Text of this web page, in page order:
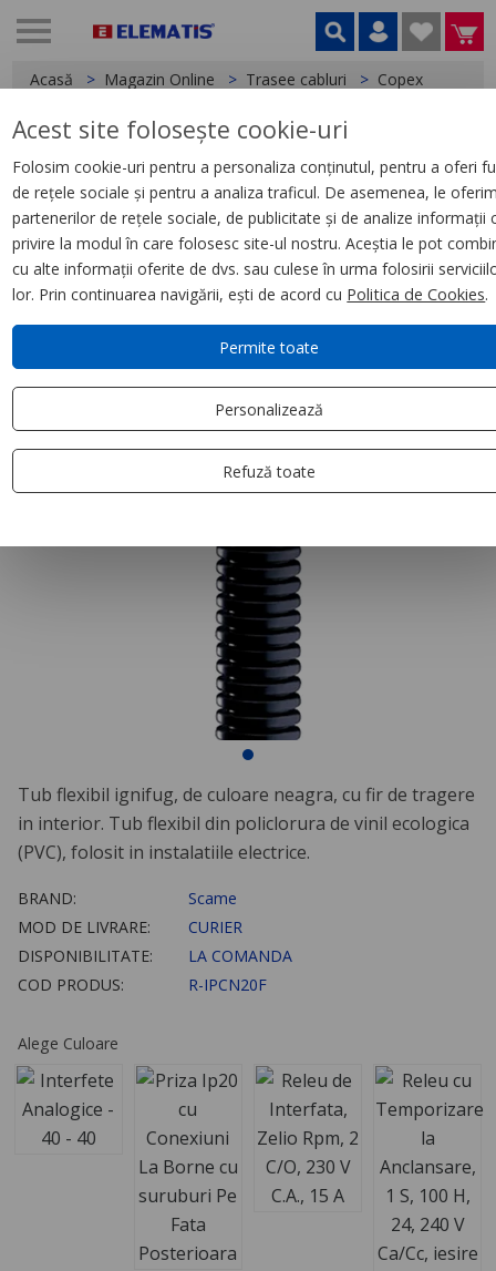
Acasă Magazin Online Trasee cabluri Copex
< Copex
Copex Scame, D20 750N (100M)
cu fir de tragere
Tub flexibil ignifug, de culoare neagra, cu fir de tragere
in interior. Tub flexibil din policlorura de vinil ecologica
(PVC), folosit in instalatiile electrice.
BRAND:
Scame
MOD DE LIVRARE:
CURIER
DISPONIBILITATE:
LA COMANDA
COD PRODUS:
R-IPCN20F
Alege Culoare
Acest site folosește cookie-uri
Folosim cookie-uri pentru a personaliza conținutul, pentru a oferi
de rețele sociale și pentru a analiza traficul. De asemenea, le
partenerilor de rețele sociale, de publicitate și de analize informații
privire la modul în care folosesc site-ul nostru. Aceștia le pot
cu alte informații oferite de dvs. sau culese în urma folosirii
lor. Prin continuarea navigării, ești de acord cu Politica de Cookies.
Permite toate
Personalizează
Refuză toate